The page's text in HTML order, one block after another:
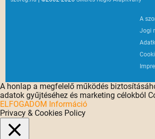
A
Jogi
A honlap a megfelelő működés
adatok gyűjtéséhez és marketing célokból
ELFOGADOM Információ
Privacy & Cookies Policy